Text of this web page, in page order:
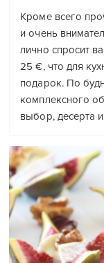
Кроме всего
и очень
лично спросит
25 €, что для
подарок. По
комплексного
выбор, десерта